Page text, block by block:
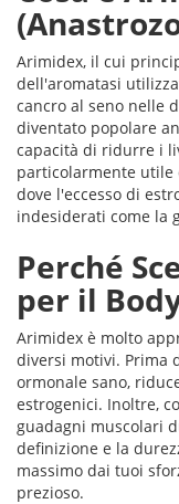
Arimidex, il cui
dell'aromatasi
cancro al seno nelle
diventato popolare
capacità di ridurre i
particolarmente
dove l'eccesso di
indesiderati come la
Perché
per il
Arimidex è molto
diversi motivi. Prima
ormonale sano,
estrogenici. Inoltre,
guadagni muscolari
definizione e la
massimo dai tuoi
prezioso.